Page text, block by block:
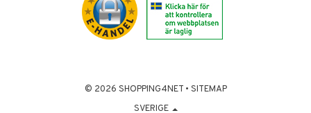
© 2026 SHOPPING4NET • SITEMAP
SVERIGE